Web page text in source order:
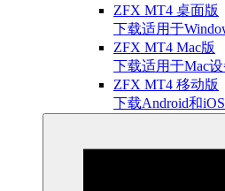
ZFX MT4 桌面版
下载适用于
ZFX MT4 Mac版
下载适用于Mac
ZFX MT4 移动版
下载Android和